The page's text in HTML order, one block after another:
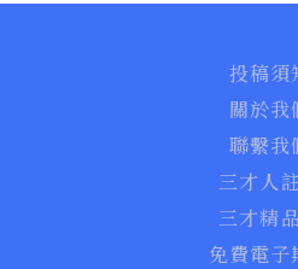
投稿須
關於我
聯繫我
三才人
三才精
免費電子